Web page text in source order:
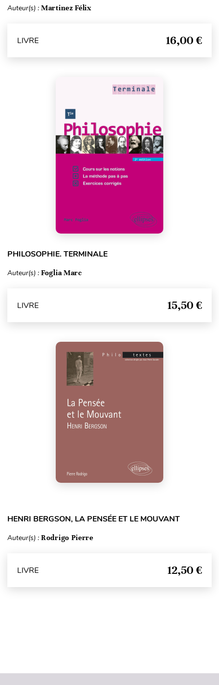
Auteur(s) : Martinez Félix
LIVRE 16,00 €
PHILOSOPHIE. TERMINALE
Auteur(s) : Foglia Marc
LIVRE 15,50 €
HENRI BERGSON, LA PENSÉE ET LE MOUVANT
Auteur(s) : Rodrigo Pierre
LIVRE 12,50 €